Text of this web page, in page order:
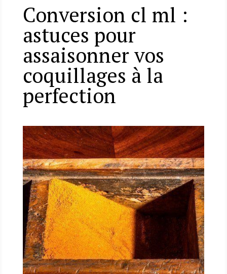
Conversion cl ml :
astuces pour
assaisonner vos
coquillages à la
perfection